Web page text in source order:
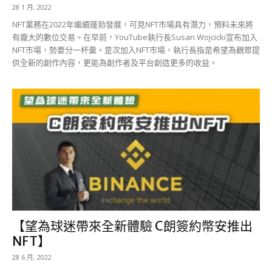
28 1 月, 2022
NFT業務在2022年繼續蓬勃發展，可見NFT市場具有潛力，預料未來將
有龐大的數位交易。在早前，YouTube執行長Susan Wojcicki宣布加入
NFT市場，勢要分一杯羹。是次加入NFT市場，執行長指是希望為觀眾提
供全新的創作內容，更能為創作者及平台創造更多的收益。
【望為球迷帶來全新體驗 C朗簽約幣安推出
NFT】
28 6 月, 2022